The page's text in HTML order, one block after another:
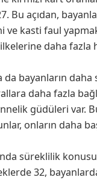
Bu açıdan,
kasti faul
daha fazla
da bayanların
daha fazla
güdüleri var.
onların daha
süreklilik
32,